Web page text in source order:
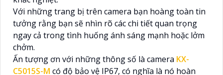
Với những trang bị trên camera bạn hoàng toàn tin
tưởng rằng bạn sẽ nhìn rõ các chi tiết quan trọng
ngay cả trong tình huống ánh sáng mạnh hoặc lởm
chởm.
Ấn tượng ơn với những thông số là camera KX-
C5015S-M có độ bảo vệ IP67, có nghĩa là nó hoàn